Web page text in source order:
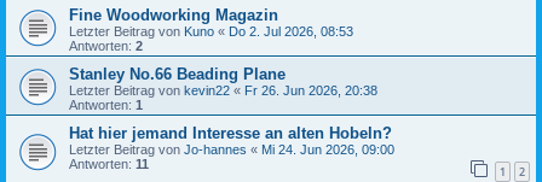
Fine Woodworking Magazin
Letzter Beitrag von Kuno « Do 2. Jul 2026, 08:53
Antworten: 2
Stanley No.66 Beading Plane
Letzter Beitrag von kevin22 « Fr 26. Jun 2026, 20:38
Antworten: 1
Hat hier jemand Interesse an alten Hobeln?
Letzter Beitrag von Jo-hannes « Mi 24. Jun 2026, 09:00
Antworten: 11 1 2